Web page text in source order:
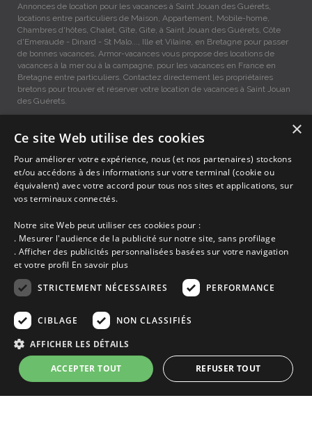
Annonces de location pour les vacances à Saint Jouan des Guérets,
locations entre particuliers de Maison, Appartement, Mobile-home,
Chambres d'hôtes, Chalet, Gîte, Gite, à Saint Jouan des Guérets, Côte
d'Emeraude - Dinard - St Malo..., Ille et Vilaine, en Bretagne pour passer
de bonnes vacances, Armor-vacances vous propose des locations de
vacances à la mer ou à la campagne, pour les vacances en France en
Bretagne entre particuliers. Contactez directement les propriétaires
bretons pour trouver et réserver votre location de vacances à Saint Jouan
des Guérets.
Locations vacances Saint Jouan des Guérets entre
particuliers.
Accueil
Dernières minutes
Découvrir les départements bretons
Qui sommes-nous ?
Espace propriétaire
Ma sélection
Blog
Mentions légales
Politique cookies
En partenariat avec Clévacances des Côtes d'Armor et du Finistère,
Clévacances est un label national de référence, réglementé par une charte
et grille de critères nationales pour certifier la qualité des hébergements
touristiques. C'est aussi un réseau de proximité avec une visite tous les 4
×
Ce site Web utilise des cookies
Pour améliorer votre expérience, nous (et nos partenaires) stockons
et/ou accédons à des informations sur votre terminal (cookie ou
équivalent) avec votre accord pour tous nos sites et applications, sur
vos terminaux connectés.
Notre site Web peut utiliser ces cookies pour :
. Mesurer l'audience de la publicité sur notre site, sans profilage
. Afficher des publicités personnalisées basées sur votre navigation
et votre profil En savoir plus
STRICTEMENT NÉCESSAIRES
PERFORMANCE
CIBLAGE NON CLASSIFIÉS
AFFICHER LES DÉTAILS
ACCEPTER TOUT REFUSER TOUT